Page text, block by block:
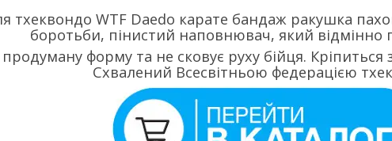
тхеквондо WTF Daedo карате бандаж ракушка
боротьби, пінистий наповнювач, який відмінно
форму та не сковує руху бійця.
Схвалений Всесвітньою федерацією